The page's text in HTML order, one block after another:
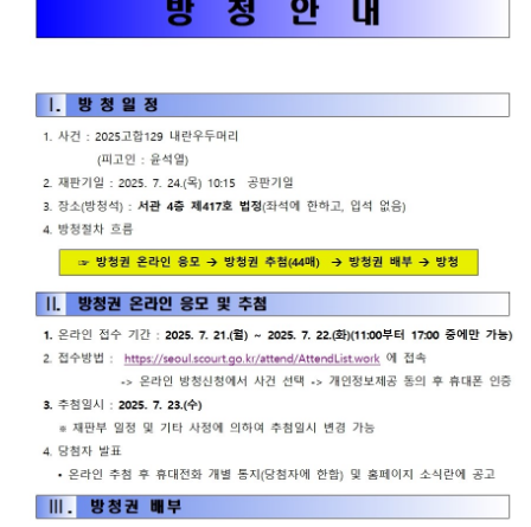
호
정 및 법
관할구
역
등기국/
소
청사안
내
찾아오
서울법
원조정
센터
보안검
E-mail
Club
특검 관
련 재판
영상
장애인·
외국인
등 지원
을
위한 우
선지원
센터
원지원
센터 상
담예약)
영상재
판 전용
법정 사
신청 안
내
담재판
사건검
판결서
사본 제
공신청
판결서
인터넷
열람
원안내
학
원체험
증인지
원관 제
도
정보공
개
온라인
방청 신
청